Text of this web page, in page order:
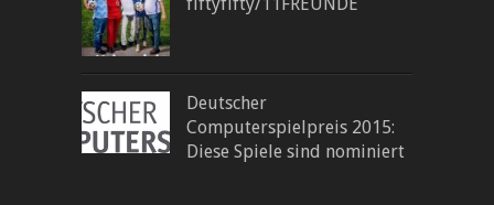
Deutscher
Computerspielpreis 2015:
Diese Spiele sind nominiert